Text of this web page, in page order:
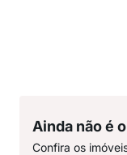
Ainda não é
Confira os